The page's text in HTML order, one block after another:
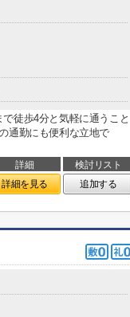
徒歩4分と気軽に通うこと
通勤にも便利な立地で
詳細
検討リスト
詳細を見る 追加する